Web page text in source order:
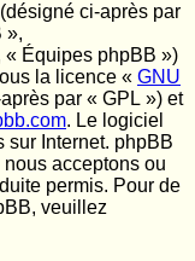
ci-après par
»,
« Équipes phpBB »)
la licence « GNU
par « GPL ») et
. Le logiciel
sur Internet. phpBB
acceptons ou
permis. Pour de
veuillez